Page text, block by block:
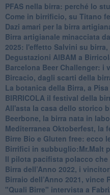
​PFAS nella birra: perché lo
​Come in birrificio, su Titano
Dazi amari per la birra
​Birra artigianale minacciata
​2025: l'effetto Salvini su
​Degustazioni AIBAM a
​Barcelona Beer Challenger: i
Bircacio, dagli scarti della
​La botanica della Birra, a
BIRRICOLA il festival della
​All'asta la casa dello storico
Beerbone, la birra nata in
Mediterranea Oktoberfest, la
​Birre Bio e Gluten free: ecco
​Birrifici in subbuglio:Mr.Malt
​Il pilota pacifista polacco che
​Birra dell’Anno 2022, i
Birraio dell’Anno 2021, vince
"Quali Birre" intervista a